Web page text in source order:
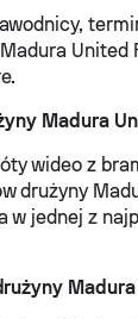
United
Madura
wideo z
drużyny
w jednej z